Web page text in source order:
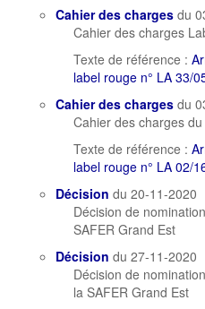
Cahier des charges du
Cahier des charges
Texte de référence :
label rouge n° LA 33/
Cahier des charges du
Cahier des charges
Texte de référence :
label rouge n° LA 02/
Décision du 20-11-2020
Décision de
SAFER Grand Est
Décision du 27-11-2020
Décision de
la SAFER Grand Est